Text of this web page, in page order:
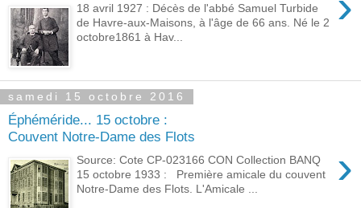
18 avril 1927 : Décès de l'abbé Samuel Turbide
de Havre-aux-Maisons, à l'âge de 66 ans. Né le 2
octobre1861 à Hav...
samedi 15 octobre 2016
Éphéméride... 15 octobre :
Couvent Notre-Dame des Flots
›
Source: Cote CP-023166 CON Collection BANQ
15 octobre 1933 : Première amicale du couvent
Notre-Dame des Flots. L'Amicale ...